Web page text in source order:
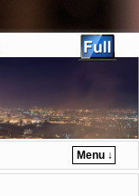
Menu ↓